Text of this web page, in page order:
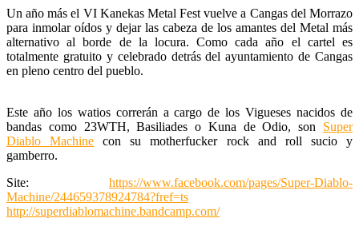
Un año más el VI Kanekas Metal Fest vuelve a Cangas del Morrazo
para inmolar oídos y dejar las cabeza de los amantes del Metal más
alternativo al borde de la locura. Como cada año el cartel es
totalmente gratuito y celebrado detrás del ayuntamiento de Cangas
en pleno centro del pueblo.
Este año los watios correrán a cargo de los Vigueses nacidos de
bandas como 23WTH, Basiliades o Kuna de Odio, son Super
Diablo Machine con su motherfucker rock and roll sucio y
gamberro.
Site: https://www.facebook.com/pages/Super-Diablo-
Machine/244659378924784?fref=ts
http://superdiablomachine.bandcamp.com/